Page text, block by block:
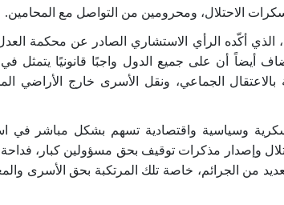
الاحتلال، ومحرومين من التواصل مع المحامين.
أيضاً أن على جميع الدول واجبًا قانونيًا يتمثل
الجماعي، ونقل الأسرى خارج الأراضي
وسياسية واقتصادية تسهم بشكل مباشر في
وإصدار مذكرات توقيف بحق مسؤولين كبار،
من الجرائم، خاصة تلك المرتكبة بحق الأسرى